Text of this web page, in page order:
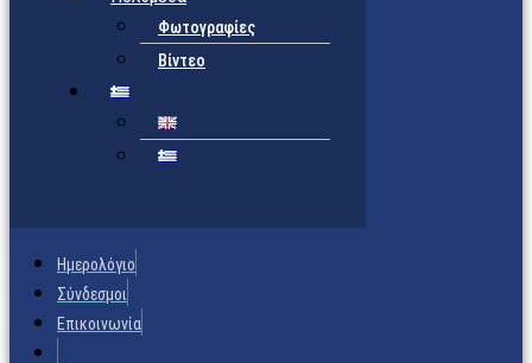
Φωτογραφίες
Βίντεο
Ημερολόγιο
Σύνδεσμοι
Επικοινωνία